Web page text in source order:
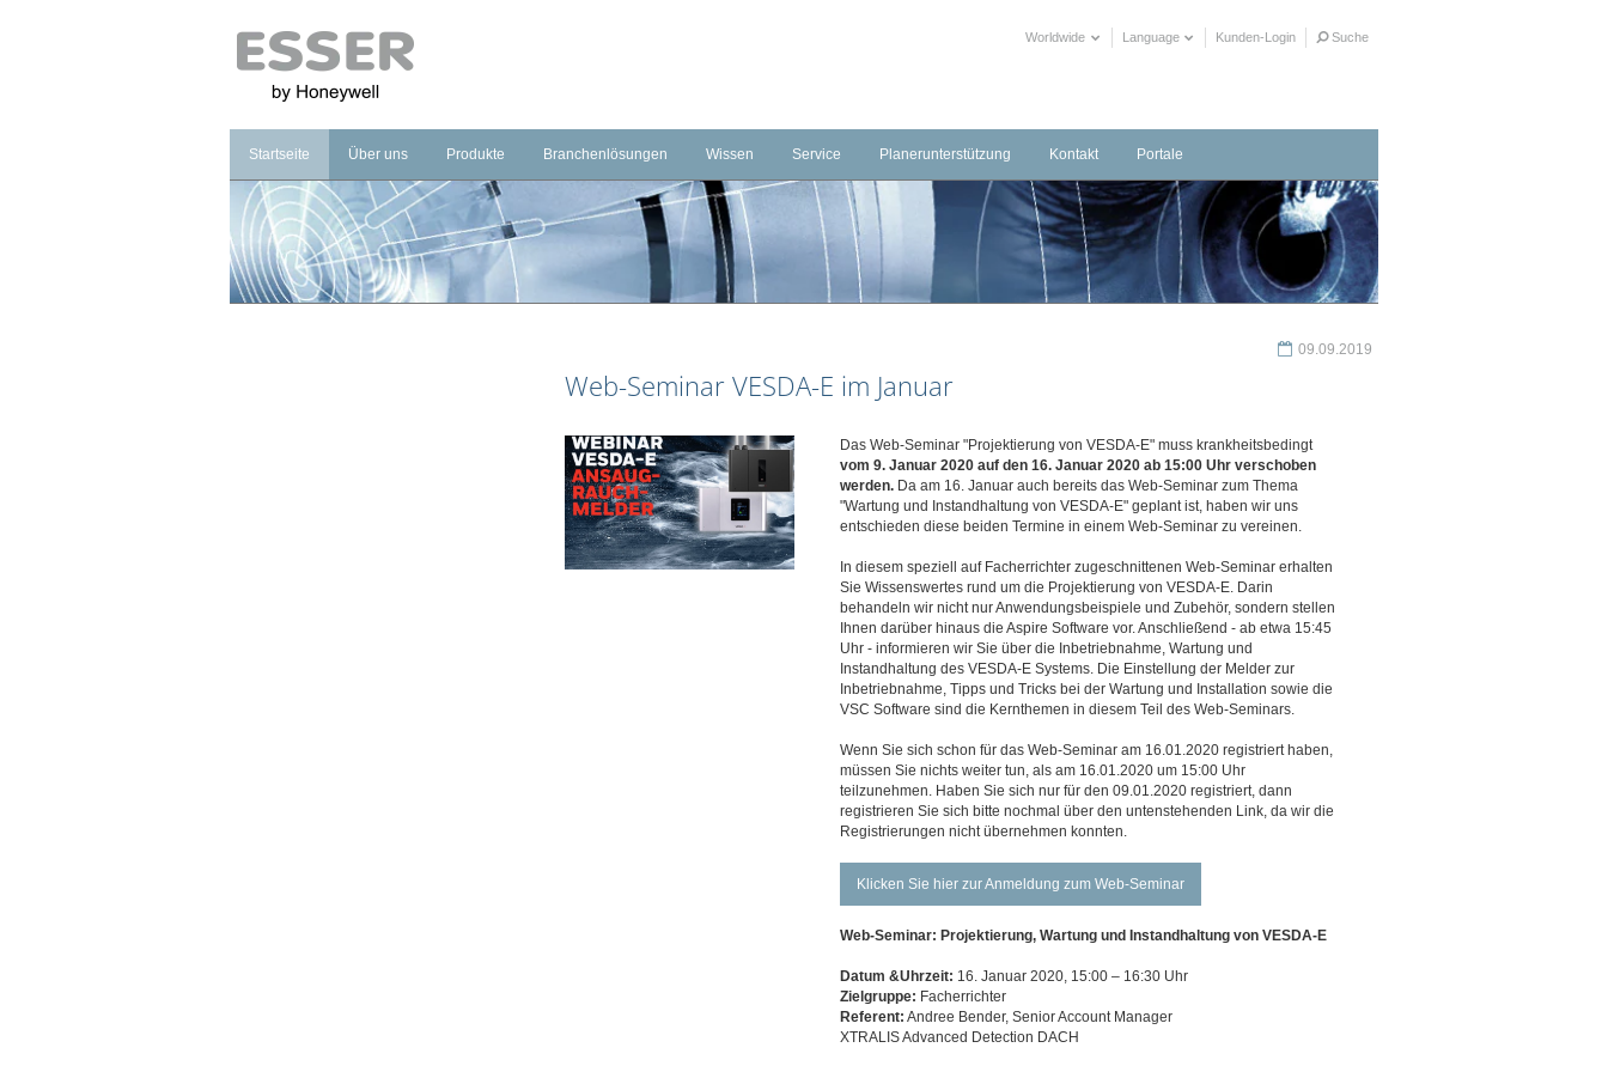
Worldwide Language Kunden-Login Suche
Startseite Über uns
Unternehmen
Marke
Produkte
Brandmeldetechnik
Sprachalarmierung
Managementsysteme
Branchenlösungen
Transport und Logistik
Industrie
Gewerbeimmobilien
Banken und Versicherungen
Telekommunikation und IT
Wissen
Schulungen & Seminare
Häufig gestellte Fragen (FAQ)
Produktvideos
Service
Downloads
Externe Links
Leistungserklärungen
Planerunterstützung Kontakt
Kontaktformular
Facherrichter in Ihrer Nähe
Unsere Distributionspartner
Portale
09.09.2019
Web-Seminar VESDA-E im Januar
Das Web-Seminar "Projektierung von VESDA-E" muss krankheitsbedingt
vom 9. Januar 2020 auf den 16. Januar 2020 ab 15:00 Uhr verschoben
werden.Da am 16. Januar auch bereits das Web-Seminar zum Thema
"Wartung und Instandhaltung von VESDA-E" geplant ist, haben wir uns
entschieden diese beiden Termine in einem Web-Seminar zu vereinen.
In diesem speziell auf Facherrichter zugeschnittenen Web-Seminar erhalten
Sie Wissenswertes rund um die Projektierung von VESDA-E. Darin
behandeln wir nicht nur Anwendungsbeispiele und Zubehör, sondern stellen
Ihnen darüber hinaus die Aspire Software vor. Anschließend - ab etwa 15:45
Uhr - informieren wir Sie über die Inbetriebnahme, Wartung und
Instandhaltung des VESDA-E Systems. Die Einstellung der Melder zur
Inbetriebnahme, Tipps und Tricks bei der Wartung und Installation sowie die
VSC Software sind die Kernthemen in diesem Teil des Web-Seminars.
Wenn Sie sich schon für das Web-Seminar am 16.01.2020 registriert haben,
müssen Sie nichts weiter tun, als am 16.01.2020 um 15:00 Uhr
teilzunehmen. Haben Sie sich nur für den 09.01.2020 registriert, dann
registrieren Sie sich bitte nochmal über den untenstehenden Link, da wir die
Registrierungen nicht übernehmen konnten.
Klicken Sie hier zur Anmeldung zum Web-Seminar
Web-Seminar: Projektierung, Wartung und Instandhaltung von VESDA-E
Datum &Uhrzeit: 16. Januar 2020, 15:00 – 16:30 Uhr
Zielgruppe: Facherrichter
Referent: Andree Bender, Senior Account Manager
XTRALIS Advanced Detection DACH